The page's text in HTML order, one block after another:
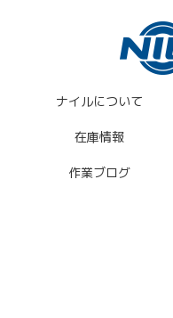
ナイルについて
在庫情報
作業ブログ